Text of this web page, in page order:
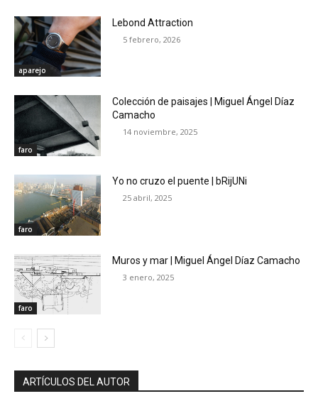
aparejo
Lebond Attraction
5 febrero, 2026
faro
Colección de paisajes | Miguel Ángel Díaz
Camacho
14 noviembre, 2025
faro
Yo no cruzo el puente | bRijUNi
25 abril, 2025
faro
Muros y mar | Miguel Ángel Díaz Camacho
3 enero, 2025
ARTÍCULOS DEL AUTOR